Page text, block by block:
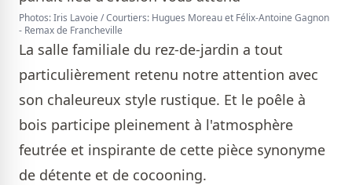
Photos: Iris Lavoie / Courtiers: Hugues Moreau et Félix-Antoine Gagnon
- Remax de Francheville
La salle familiale du rez-de-jardin a tout
particulièrement retenu notre attention avec
son chaleureux style rustique. Et le poêle à
bois participe pleinement à l'atmosphère
feutrée et inspirante de cette pièce synonyme
de détente et de cocooning.